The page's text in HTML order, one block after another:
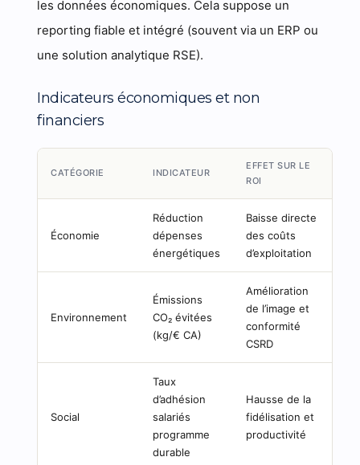
les données économiques. Cela suppose un
reporting fiable et intégré (souvent via un ERP ou
une solution analytique RSE).
Indicateurs économiques et non
financiers
CATÉGORIE INDICATEUR
EFFET SUR LE
ROI
Économie
Réduction
dépenses
énergétiques
Baisse directe
des coûts
d’exploitation
Environnement
Émissions
CO₂ évitées
(kg/€ CA)
Amélioration
de l’image et
conformité
CSRD
Social
Taux
d’adhésion
salariés
programme
durable
Hausse de la
fidélisation et
productivité